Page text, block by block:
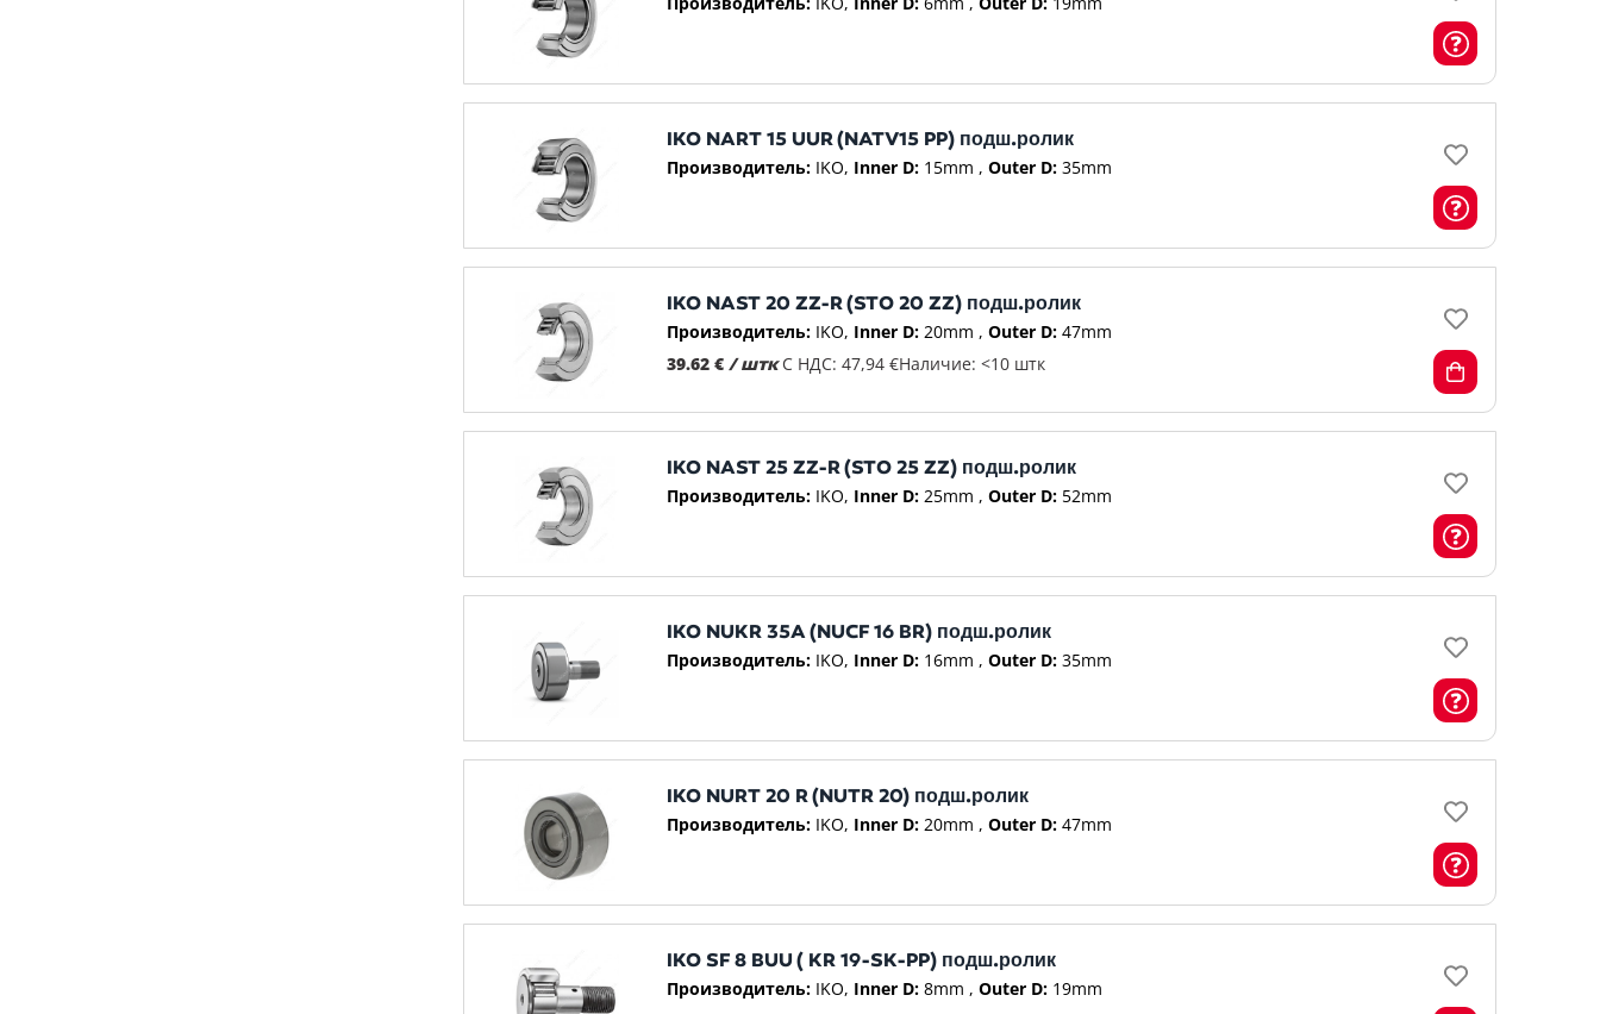
IKO NART 15 UUR (NATV15 PP) подш.ролик
Производитель: IKO Inner D: 15mm Outer D: 35mm
IKO NAST 20 ZZ-R (STO 20 ZZ) подш.ролик
Производитель: IKO Inner D: 20mm Outer D: 47mm
39.62 € / штк С НДС: 47,94 €Наличие: <10 штк
IKO NAST 25 ZZ-R (STO 25 ZZ) подш.ролик
Производитель: IKO Inner D: 25mm Outer D: 52mm
IKO NUKR 35A (NUCF 16 BR) подш.ролик
Производитель: IKO Inner D: 16mm Outer D: 35mm
IKO NURT 20 R (NUTR 20) подш.ролик
Производитель: IKO Inner D: 20mm Outer D: 47mm
IKO SF 8 BUU ( KR 19-SK-PP) подш.ролик
Производитель: IKO Inner D: 8mm Outer D: 19mm